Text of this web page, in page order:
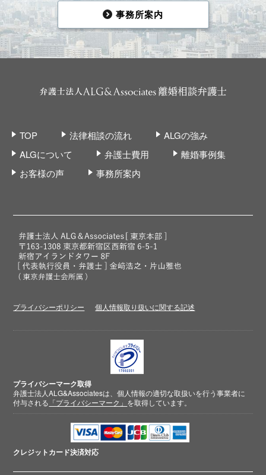
事務所案内
TOP 法律相談の流れ
ALGの強み
ALGについて
弁護士費用
離婚事例集
お客様の声
事務所案内
プライバシーポリシー 個人情報取り扱いに関する記述
プライバシーマーク取得
弁護士法人ALG&Associatesは、個人情報の適切な取扱いを行う事業者に
付与される 「プライバシーマーク」 を取得しています。
クレジットカード決済対応